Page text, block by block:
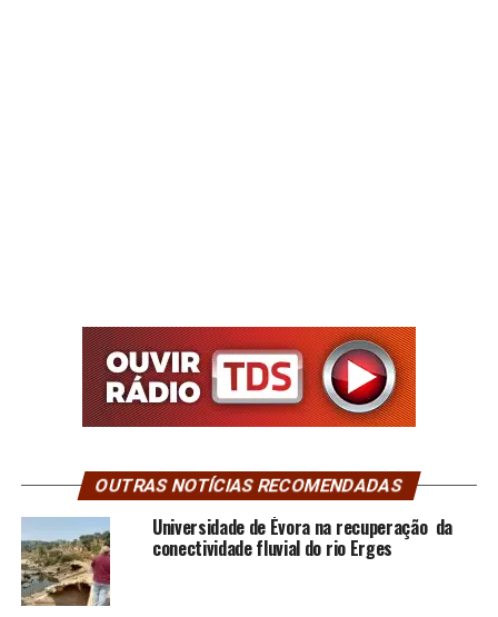
OUTRAS NOTÍCIAS RECOMENDADAS
Universidade de Évora na recuperação da
conectividade fluvial do rio Erges